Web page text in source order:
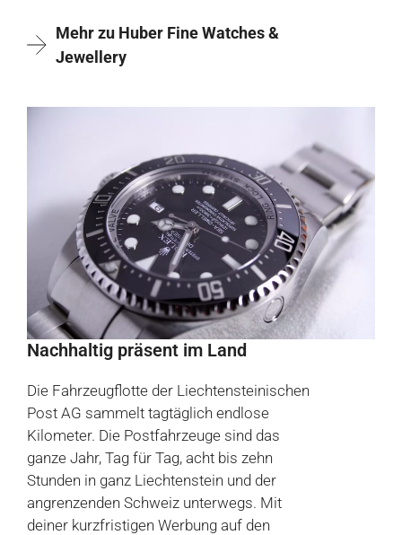
Mehr zu Huber Fine Watches &
Jewellery
Nachhaltig präsent im Land
Die Fahrzeugflotte der Liechtensteinischen
Post AG sammelt tagtäglich endlose
Kilometer. Die Postfahrzeuge sind das
ganze Jahr, Tag für Tag, acht bis zehn
Stunden in ganz Liechtenstein und der
angrenzenden Schweiz unterwegs. Mit
deiner kurzfristigen Werbung auf den